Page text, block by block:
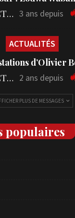
LA REDACTION 3 ans depuis
ACTUALITÉS
d’Olivier
LA REDACTION 2 ans depuis
PLUS DE MESSAGES
populaires